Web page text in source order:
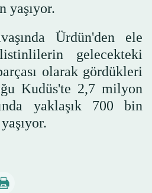
yaşıyor.
Ürdün'den ele
gelecekteki
olarak gördükleri
Kudüs'te 2,7 milyon
yaklaşık 700 bin